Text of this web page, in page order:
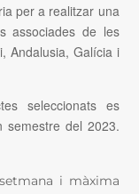
per a realitzar una
associades de les
Andalusia, Galícia i
seleccionats es
semestre del 2023.
i màxima